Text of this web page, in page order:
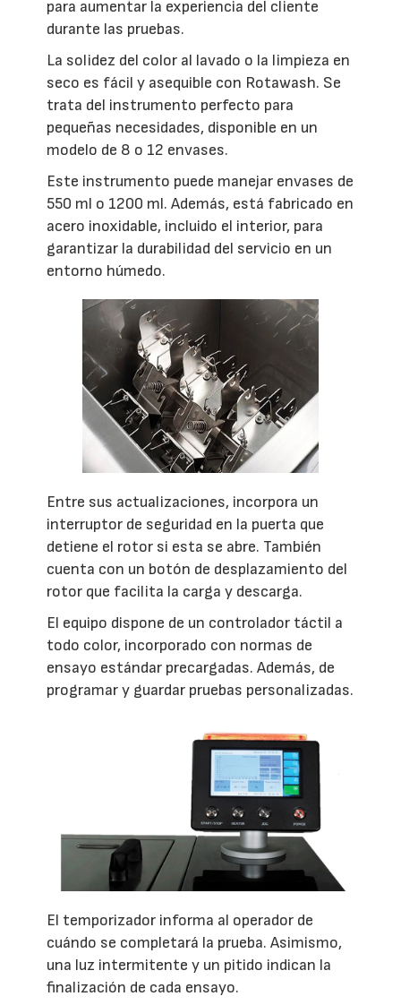
para aumentar la experiencia del cliente
durante las pruebas.
La solidez del color al lavado o la limpieza en
seco es fácil y asequible con Rotawash. Se
trata del instrumento perfecto para
pequeñas necesidades, disponible en un
modelo de 8 o 12 envases.
Este instrumento puede manejar envases de
550 ml o 1200 ml. Además, está fabricado en
acero inoxidable, incluido el interior, para
garantizar la durabilidad del servicio en un
entorno húmedo.
Entre sus actualizaciones, incorpora un
interruptor de seguridad en la puerta que
detiene el rotor si esta se abre. También
cuenta con un botón de desplazamiento del
rotor que facilita la carga y descarga.
El equipo dispone de un controlador táctil a
todo color, incorporado con normas de
ensayo estándar precargadas. Además, de
programar y guardar pruebas personalizadas.
El temporizador informa al operador de
cuándo se completará la prueba. Asimismo,
una luz intermitente y un pitido indican la
finalización de cada ensayo.